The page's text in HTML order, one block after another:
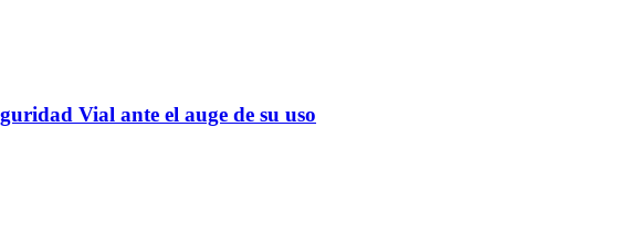
Vial ante el auge de su uso